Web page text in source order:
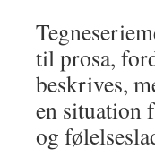
til prosa,
beskrives,
en situation
og